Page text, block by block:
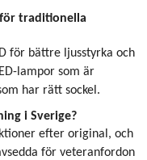
för traditionella
för bättre ljusstyrka och
lampor som är
har rätt sockel.
i Sverige?
efter original, och
för veteranfordon